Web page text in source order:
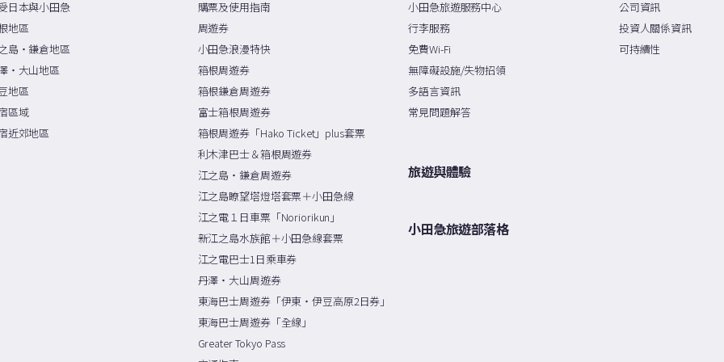
日本與小田急
地區
島・鎌倉地區
・大山地區
地區
區域
近郊地區
購票及使用指南
周遊券
小田急浪漫特快
箱根周遊券
箱根鎌倉周遊券
富士箱根周遊券
箱根周遊券「Hako Ticket」plus套票
利木津巴士＆箱根周遊券
江之島・鎌倉周遊券
江之島瞭望塔燈塔套票＋小田急線
江之電１日車票「Noriorikun」
新江之島水族館＋小田急線套票
江之電巴士1日乘車券
丹澤・大山周遊券
東海巴士周遊券「伊東・伊豆高原2日券」
東海巴士周遊券「全線」
Greater Tokyo Pass
小田急旅遊服務中心
行李服務
免費Wi-Fi
無障礙設施/失物招領
多語言資訊
常見問題解答
旅遊與體驗
小田急旅遊部落格
公司資訊
投資人關係資訊
可持續性